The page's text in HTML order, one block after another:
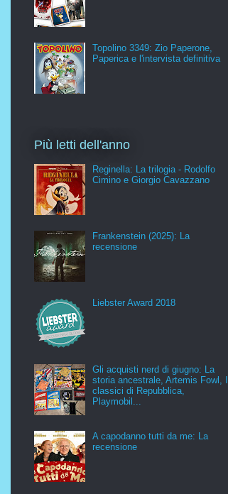
Topolino 3349: Zio Paperone,
Paperica e l'intervista definitiva
Più letti dell'anno
Reginella: La trilogia - Rodolfo
Cimino e Giorgio Cavazzano
Frankenstein (2025): La
recensione
Liebster Award 2018
Gli acquisti nerd di giugno: La
storia ancestrale, Artemis Fowl, I
classici di Repubblica,
Playmobil...
A capodanno tutti da me: La
recensione